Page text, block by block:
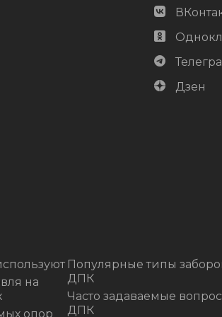
Дзен
на
опор
Популярные типы
ДПК
Часто задаваемые
ДПК